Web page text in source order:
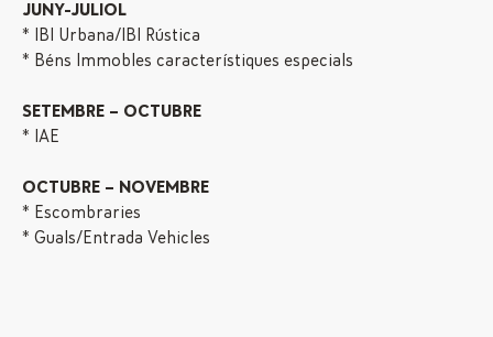
JUNY-JULIOL
* IBI Urbana/IBI Rústica
* Béns Immobles característiques especials
SETEMBRE – OCTUBRE
* IAE
OCTUBRE – NOVEMBRE
* Escombraries
* Guals/Entrada Vehicles